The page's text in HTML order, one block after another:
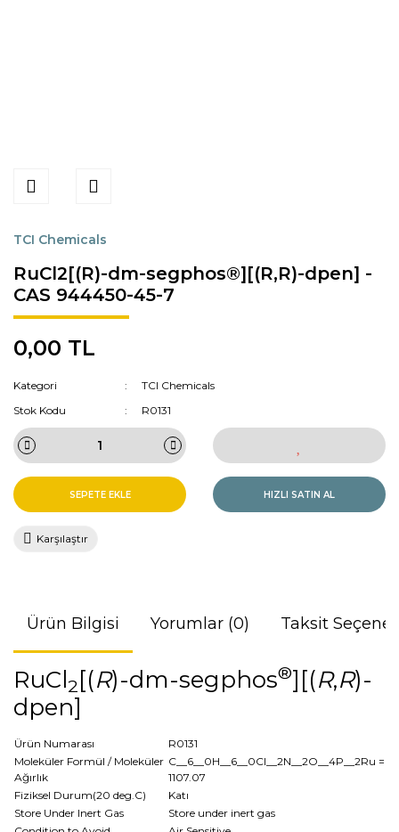
TCI Chemicals
RuCl2[(R)-dm-segphos®][(R,R)-dpen] -
CAS 944450-45-7
0,00 TL
Kategori
TCI Chemicals
Stok Kodu
R0131
SEPETE EKLE HIZLI SATIN AL
Karşılaştır
Ürün Bilgisi Yorumlar (0) Taksit
RuCl2[(R)-dm-segphos®][(R,R)-
dpen]
Ürün Numarası
R0131
Moleküler Formül / Moleküler
Ağırlık
C__6__0H__6__0Cl__2N__2O__4P__2Ru =
1107.07
Fiziksel Durum(20 deg.C)
Katı
Store Under Inert Gas
Store under inert gas